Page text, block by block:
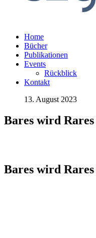
Home
Bücher
Publikationen
Events
Rückblick
Kontakt
13. August 2023
Bares wird Rares
Bares wird Rares